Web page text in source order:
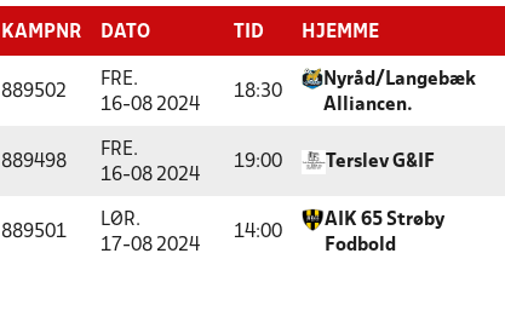
KAMPNR DATO TID HJEMME
889502
FRE.
16-08 2024
18:30
Nyråd/Langebæk
Alliancen.
889498
FRE.
16-08 2024
19:00 Terslev G&IF
889501
LØR.
17-08 2024
14:00
AIK 65 Strøby
Fodbold